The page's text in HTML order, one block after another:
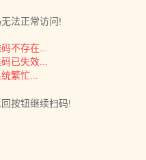
法正常访问!
不存在...
已失效...
繁忙...
按钮继续扫码!